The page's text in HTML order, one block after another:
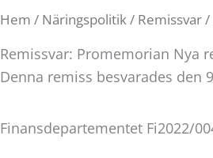
Hem / Näringspolitik/ Remissvar/
Remissvar: Promemorian Nya
Denna remiss besvarades den
Finansdepartementet Fi2022/